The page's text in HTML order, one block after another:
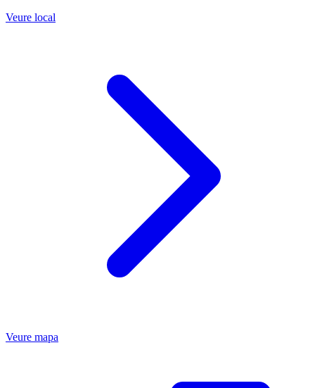
Veure local
Veure mapa